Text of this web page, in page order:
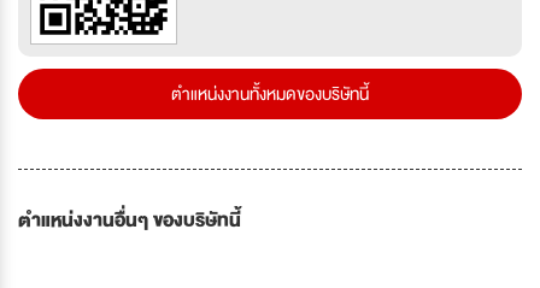
ตำแหน่งงานทั้งหมดของบริษัทนี้
ตำแหน่งงานอื่นๆ ของบริษัทนี้